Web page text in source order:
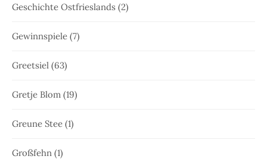
Geschichte Ostfrieslands (2)
Gewinnspiele (7)
Greetsiel (63)
Gretje Blom (19)
Greune Stee (1)
Großfehn (1)